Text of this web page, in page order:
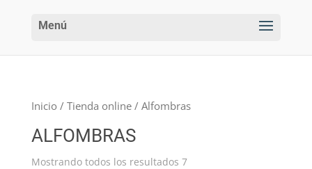
Inicio / Tienda online/ Alfombras
ALFOMBRAS
Mostrando todos los resultados 7